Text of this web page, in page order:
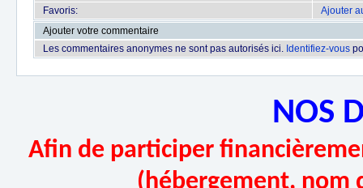
Favoris:
Ajouter
Ajouter votre commentaire
Les commentaires anonymes ne sont pas autorisés ici. Identifiez-vous
NOS
Afin de participer
(hébergement,